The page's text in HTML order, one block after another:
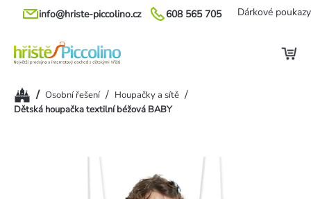
Přejít
608 565 705
info@hriste-piccolino.cz Dárkové poukazy
Domů/ Osobní řešení / Houpačky a sítě /
Dětská houpačka textilní béžová BABY